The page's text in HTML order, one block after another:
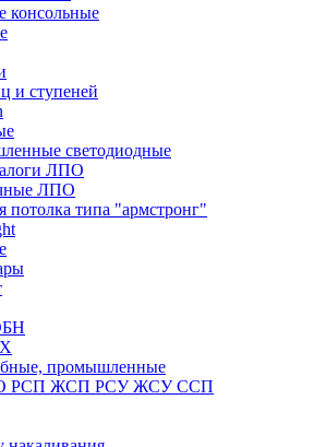
консольные
и ступеней
светодиодные
ЛПО
ЛПО
потолка типа "армстронг"
промышленные
РСП ЖСП РСУ ЖСУ ССП